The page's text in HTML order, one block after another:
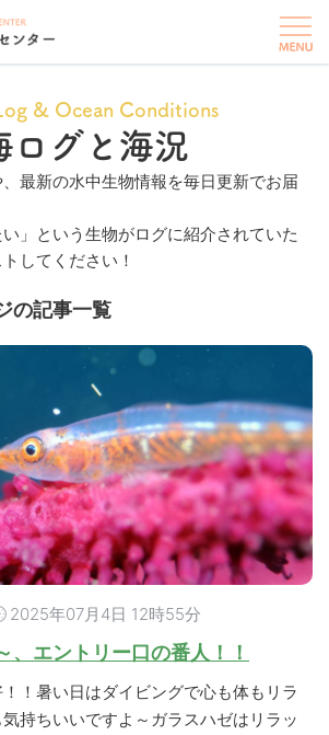
& Ocean Conditions
ログと海況
最新の水中生物情報を毎日更新でお届
い」という生物がログに紹介されていた
してください！
の記事一覧
2025年07月4日 12時55分
、エントリー口の番人！！
！暑い日はダイビングで心も体もリラ
持ちいいですよ～ガラスハゼはリラッ